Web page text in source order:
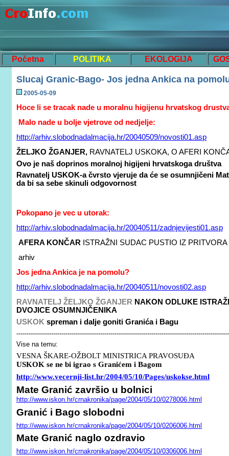
Početna POLITIKA EKOLOGIJA
Slucaj Granic-Bago- Jos jedna Ankica na
2005-05-09
Hoce li se tracak nade u moralnu higijenu hrvatskog
Malo nade u bolje vjetrove od nedjelje:
http://arhiv.slobodnadalmacija.hr/20040509/novosti01.asp
ŽELJKO ŽGANJER, RAVNATELJ USKOKA, O AFERI
Ovo je naš doprinos moralnoj higijeni hrvatskoga društva
Ravnatelj USKOK-a čvrsto vjeruje da će se osumnjičeni
da bi sa sebe skinuli odgovornost
Pokopano je vec u utorak:
http://arhiv.slobodnadalmacija.hr/20040511/zadnjevijesti01.asp
AFERA KONČAR ISTRAŽNI SUDAC PUSTIO IZ
arhiv
Jos jedna Ankica je na pomolu?
http://arhiv.slobodnadalmacija.hr/20040511/novosti02.asp
RAVNATELJ ŽELJKO ŽGANJER NAKON ODLUKE
DVOJICE OSUMNJIČENIKA
USKOK spreman i dalje goniti Granića i Bagu
Vise na temu:
VESNA ŠKARE-OŽBOLT MINISTRICA PRAVOSUĐA
USKOK se ne bi igrao s Granićem i Bagom
http://www.vecernji-list.hr/2004/05/10/Pages/uskokse.html
Mate Granić završio u bolnici
http://www.iskon.hr/crnakronika/page/2004/05/10/0278006.html
Granić i Bago slobodni
http://www.iskon.hr/crnakronika/page/2004/05/10/0206006.html
Mate Granić naglo ozdravio
http://www.iskon.hr/crnakronika/page/2004/05/10/0306006.html